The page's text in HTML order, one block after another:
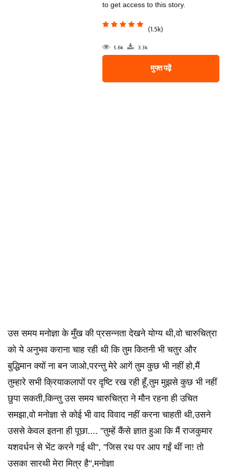
to get access to this story.
(1.5k)
5.6k 3.3k
मुफ्त पढ़ें
उस समय मनोज्ञा के मुँख की प्रसन्नता देखने योग्य थी,वो चारुचित्रा
को ये अनुभव कराना चाह रही थी कि तुम कितनी भी चतुर और
बुद्धिमान क्यों ना बन जाओ,परन्तु मेरे आगें तुम कुछ भी नहीं हो,मैं
तुम्हारे सभी क्रियाकलापों पर दृष्टि रख रही हूँ,तुम मुझसे कुछ भी नहीं
छुपा सकती,किन्तु उस समय चारुचित्रा ने मौन रहना ही उचित
समझा,वो मनोज्ञा से कोई भी वाद विवाद नहीं करना चाहती थी,उसने
उससे केवल इतना ही पूछा.... "तुम्हें कैंसे ज्ञात हुआ कि मैं राजकुमार
यशवर्धन से भेंट करने गई थी", "जिस रथ पर आप गईं थीं ना! तो
उसका सारथी मेरा मित्र है",मनोज्ञा